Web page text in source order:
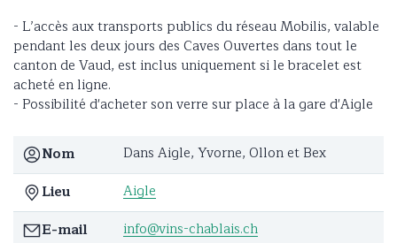
- L’accès aux transports publics du réseau Mobilis, valable
pendant les deux jours des Caves Ouvertes dans tout le
canton de Vaud, est inclus uniquement si le bracelet est
acheté en ligne.
- Possibilité d'acheter son verre sur place à la gare d'Aigle
Nom
Dans Aigle, Yvorne, Ollon et Bex
Lieu
Aigle
E-mail
info@vins-chablais.ch